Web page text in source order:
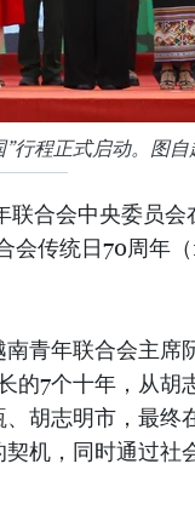
行程正式启动。图自
合会中央委员会
会传统日70周年
青年联合会主席
的7个十年，从胡
胡志明市，最终
机，同时通过社